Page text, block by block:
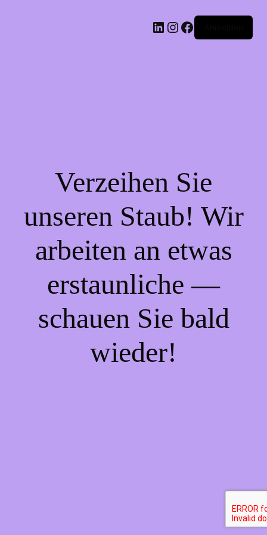
LinkedIn
Instagram
Facebook
Verzeihen Sie
unseren Staub! Wir
arbeiten an etwas
erstaunliche —
schauen Sie bald
wieder!